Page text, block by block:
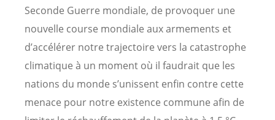
Seconde Guerre mondiale, de provoquer une
nouvelle course mondiale aux armements et
d’accélérer notre trajectoire vers la catastrophe
climatique à un moment où il faudrait que les
nations du monde s’unissent enfin contre cette
menace pour notre existence commune afin de